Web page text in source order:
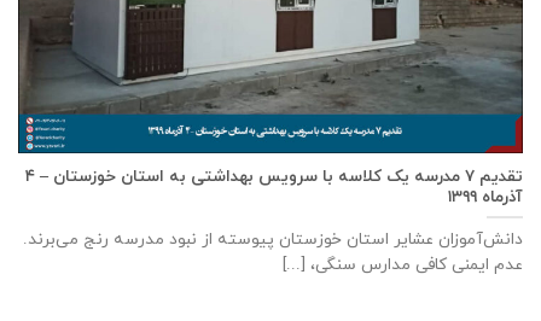
تقدیم ۷ مدرسه یک کلاسه با سرويس بهداشتی به استان خوزستان – ۴
آذر‌ماه ۱۳۹۹
دانش‌آموزان عشایر استان خوزستان پيوسته از نبود مدرسه رنج می‌برند.
عدم ایمنی کافی مدارس سنگی، [...]